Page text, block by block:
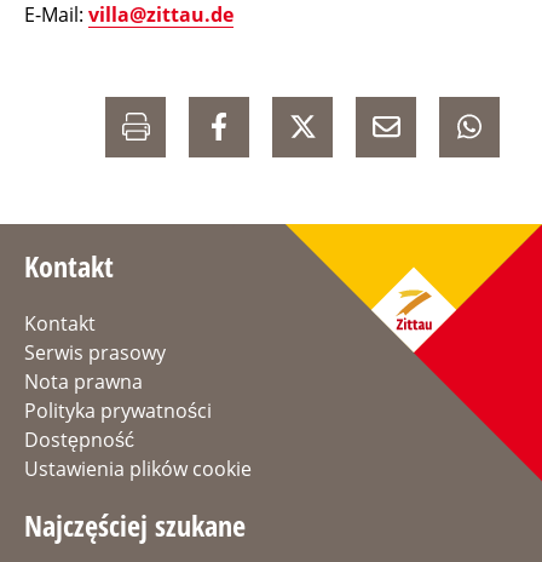
E-Mail: villa@zittau.de
Kontakt
Kontakt
Serwis prasowy
Nota prawna
Polityka prywatności
Dostępność
Ustawienia plików cookie
Najczęściej szukane